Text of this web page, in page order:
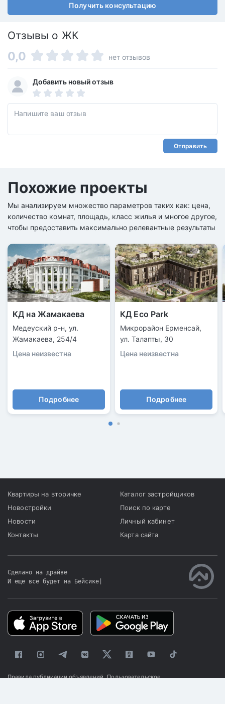
Получить консультацию
Отзывы о ЖК
0,0 нет отзывов
Добавить новый отзыв
Отправить
Похожие проекты
Мы анализируем множество параметров таких как: цена,
количество комнат, площадь, класс жилья и многое другое,
чтобы предоставить максимально релевантные результаты
КД на Жамакаева
Медеуский р-н, ул.
Жамакаева, 254/4
Цена неизвестна
Подробнее
КД Eco Park
Микрорайон Ерменсай,
ул. Талапты, 30
Цена неизвестна
Подробнее
Квартиры на вторичке
Новостройки
Новости
Контакты
Каталог застройщиков
Поиск по карте
Личный кабинет
Карта сайта
Сделано на драйве
И еще все будет на Бейсике
Правила публикации объявлений Пользовательское